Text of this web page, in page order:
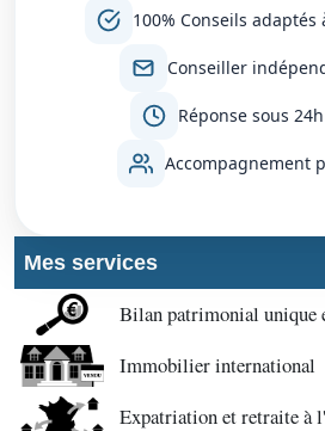
100% Conseils
Conseiller
Réponse sous 24h
Accompagnement
Mes services
Bilan patrimonial unique
Immobilier international
Expatriation et retraite à